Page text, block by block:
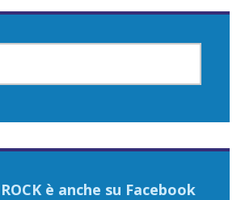
è anche su Facebook